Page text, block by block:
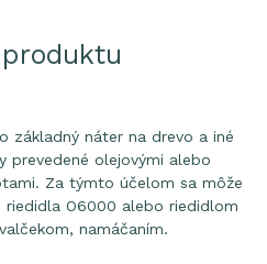
základný náter na drevo a iné
prevedené olejovými alebo
Za týmto účelom sa môže
O6000 alebo riedidlom
namáčaním.